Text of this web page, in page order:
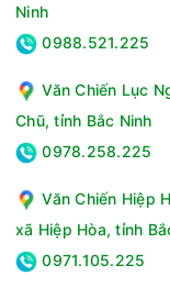
Với thiết kế gọn
Ninh
0988.521.225
Văn Chiến Lục
Chũ, tỉnh Bắc Ninh
0978.258.225
Văn Chiến Hiệp
xã Hiệp Hòa, tỉnh
0971.105.225